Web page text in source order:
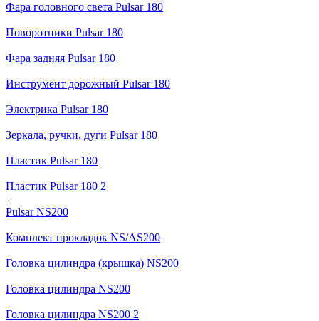
Фара головного света Pulsar 180
Поворотники Pulsar 180
Фара задняя Pulsar 180
Инструмент дорожный Pulsar 180
Электрика Pulsar 180
Зеркала, ручки, дуги Pulsar 180
Пластик Pulsar 180
Пластик Pulsar 180 2
+
Pulsar NS200
Комплект прокладок NS/AS200
Головка цилиндра (крышка) NS200
Головка цилиндра NS200
Головка цилиндра NS200 2